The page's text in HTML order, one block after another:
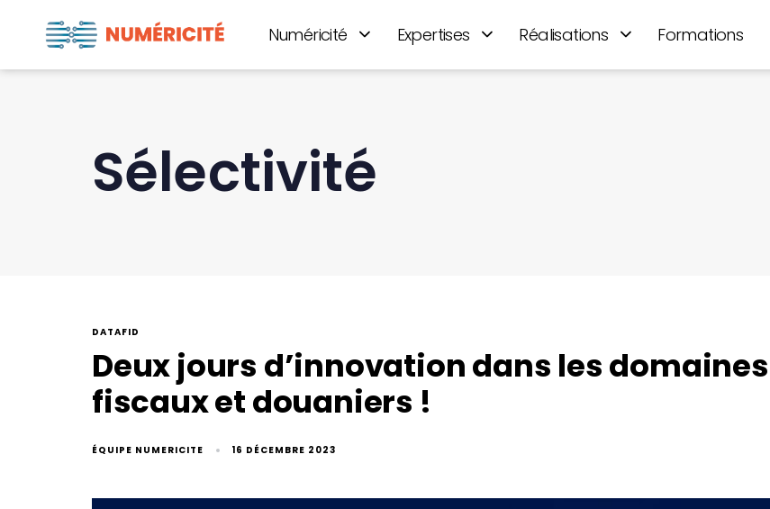
Numéricité Expertises Réalisations Formations
Sélectivité
DATAFID
Deux jours d’innovation dans les domaines
fiscaux et douaniers !
ÉQUIPE NUMERICITE 16 DÉCEMBRE 2023